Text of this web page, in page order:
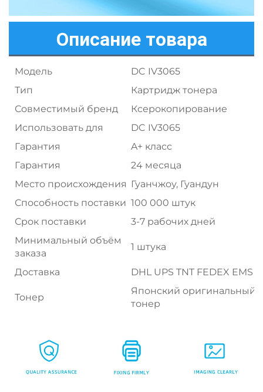
Описание товара
Модель
DC IV3065
Тип
Картридж тонера
Совместимый бренд
Ксерокопирование
Использовать для
DC IV3065
Гарантия
A+ класс
Гарантия
24 месяца
Место происхождения Гуанчжоу, Гуандун
Способность поставки 100 000 штук
Срок поставки
3-7 рабочих дней
Минимальный объём
заказа
1 штука
Доставка DHL UPS TNT FEDEX EMS
Тонер
Японский оригинальный
тонер